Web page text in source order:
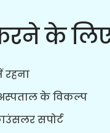
करने के
के विकल्प
सपोर्ट
करने